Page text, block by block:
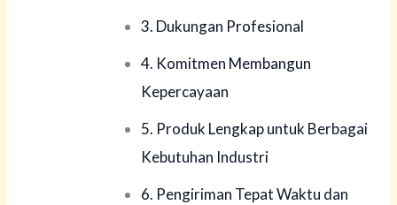
3. Dukungan Profesional
4. Komitmen Membangun
Kepercayaan
5. Produk Lengkap untuk Berbagai
Kebutuhan Industri
6. Pengiriman Tepat Waktu dan